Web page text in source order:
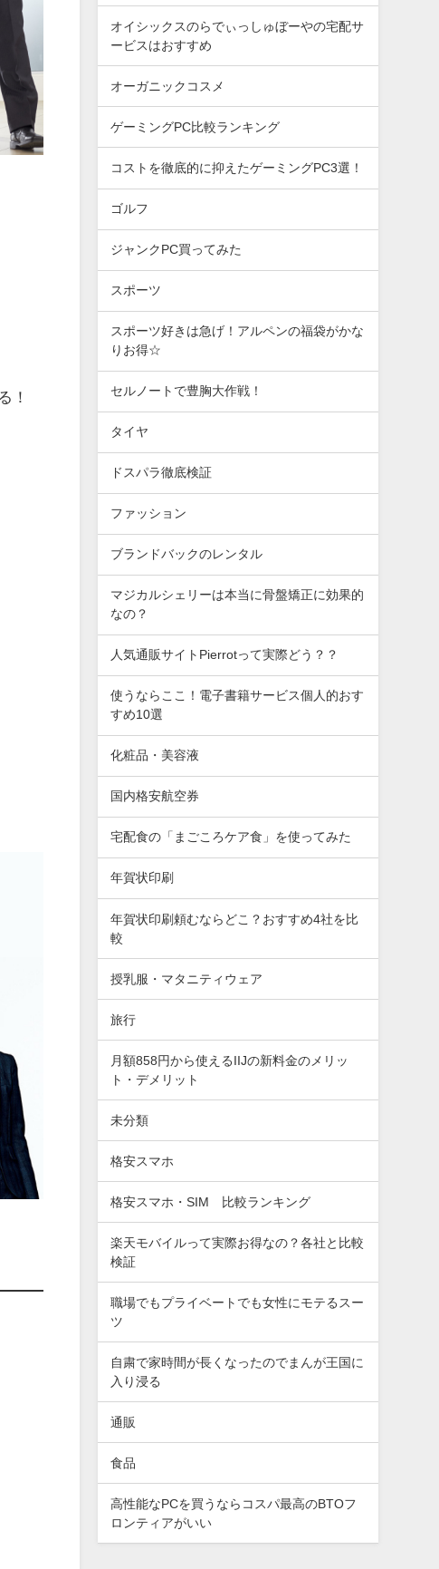
！
オイシックスのらでぃっしゅぼーやの宅配サ
ービスはおすすめ
オーガニックコスメ
ゲーミングPC比較ランキング
コストを徹底的に抑えたゲーミングPC3選！
ゴルフ
ジャンクPC買ってみた
スポーツ
スポーツ好きは急げ！アルペンの福袋がかな
りお得☆
セルノートで豊胸大作戦！
タイヤ
ドスパラ徹底検証
ファッション
ブランドバックのレンタル
マジカルシェリーは本当に骨盤矯正に効果的
なの？
人気通販サイトPierrotって実際どう？？
使うならここ！電子書籍サービス個人的おす
すめ10選
化粧品・美容液
国内格安航空券
宅配食の「まごころケア食」を使ってみた
年賀状印刷
年賀状印刷頼むならどこ？おすすめ4社を比
較
授乳服・マタニティウェア
旅行
月額858円から使えるIIJの新料金のメリッ
ト・デメリット
未分類
格安スマホ
格安スマホ・SIM 比較ランキング
楽天モバイルって実際お得なの？各社と比較
検証
職場でもプライベートでも女性にモテるスー
ツ
自粛で家時間が長くなったのでまんが王国に
入り浸る
通販
食品
高性能なPCを買うならコスパ最高のBTOフ
ロンティアがいい